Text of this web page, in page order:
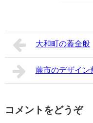
大和町の蓋全般
蕨市のデザイン
コメントをどうぞ